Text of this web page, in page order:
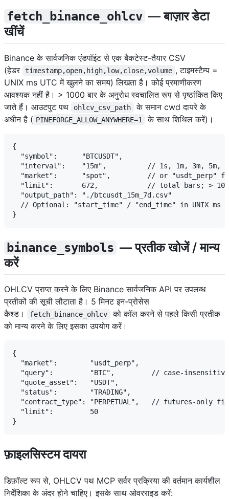
fetch_binance_ohlcv — बाज़ार डेटा
खींचें
Binance के सार्वजनिक एंडपॉइंट से एक बैकटेस्ट-तैयार CSV
(हेडर
timestamp,open,high,low,close,volume , टाइमस्टैम्प =
UNIX ms UTC में खुलने का समय) लिखता है। कोई प्रमाणीकरण
आवश्यक नहीं है। > 1000 बार के अनुरोध स्वचालित रूप से पृष्ठांकित किए
जाते हैं। आउटपुट पथ
ohlcv_csv_path
के समान cwd दायरे के
अधीन है ( PINEFORGE_ALLOW_ANYWHERE=1 के साथ शिथिल करें)।
{
  "symbol":      "BTCUSDT",
"interval":    "15m",          // 1s, 1m, 3m, 5m,
"market":      "spot",         // or "usdt_perp"
"limit":       672,            // total bars; >
  "output_path": "./btcusdt_15m_7d.csv"
// Optional: "start_time" / "end_time" in UNIX ms
binance_symbols — प्रतीक खोजें / मान्य
करें
OHLCV प्राप्त करने के लिए Binance सार्वजनिक API पर उपलब्ध
प्रतीकों की सूची लौटाता है। 5 मिनट इन-प्रोसेस
कैश्ड।
fetch_binance_ohlcv
को कॉल करने से पहले किसी प्रतीक
को मान्य करने के लिए इसका उपयोग करें।
{
  "market":        "usdt_perp",
"query":         "BTC",         // case-
  "quote_asset":   "USDT",
  "status":        "TRADING",
"contract_type": "PERPETUAL",   // futures-only
  "limit":         50
फ़ाइलसिस्टम दायरा
डिफ़ॉल्ट रूप से, OHLCV पथ MCP सर्वर प्रक्रिया की वर्तमान कार्यशील
निर्देशिका के अंदर होने चाहिए। इसके साथ ओवरराइड करें: